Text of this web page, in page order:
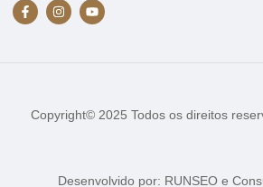
Copyright© 2025 Todos os direitos
Desenvolvido por: RUNSEO e